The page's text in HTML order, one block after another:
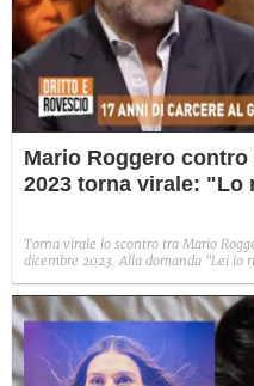
Mario Roggero
2023 torna virale:
Torna virale lo scontro tra Mario
dicembre 2023. Alla domanda "Lei lo